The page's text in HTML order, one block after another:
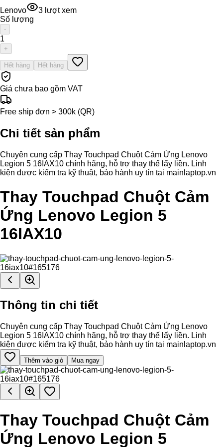
Lenovo 3 lượt xem
Số lượng
-
1
+
Hết hàng Hết hàng
Giá chưa bao gồm VAT
Free ship đơn > 300k (QR)
Chi tiết sản phẩm
Chuyên cung cấp Thay Touchpad Chuột Cảm Ứng Lenovo
Legion 5 16IAX10 chính hãng, hỗ trợ thay thế lấy liền. Linh
kiện được kiểm tra kỹ thuật, bảo hành uy tín tại mainlaptop.vn
Thay Touchpad Chuột Cảm
Ứng Lenovo Legion 5
16IAX10
Thông tin chi tiết
Chuyên cung cấp Thay Touchpad Chuột Cảm Ứng Lenovo
Legion 5 16IAX10 chính hãng, hỗ trợ thay thế lấy liền. Linh
kiện được kiểm tra kỹ thuật, bảo hành uy tín tại mainlaptop.vn
Thêm vào giỏ Mua ngay
Thay Touchpad Chuột Cảm
Ứng Lenovo Legion 5